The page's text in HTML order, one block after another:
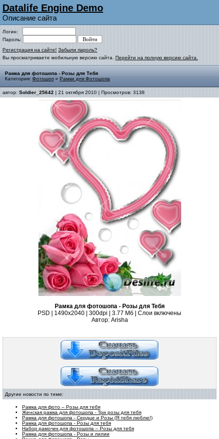
Datalife Engine Demo
Описание сайта
Логин:
Пароль:
Регистрация на сайте! Забыли пароль?
Вы просматриваете мобильную версию сайта. Перейти на полную версию сайта.
Рамка для фотошопа - Розы для Тебя
Категория: Фотошоп » Рамки для Фотошопа
автор: Soldier_25642 | 21 октября 2010 | Просмотров: 3138
Рамка для фотошопа - Розы для Тебя
PSD | 1490x2040 | 300dpi | 3.77 Мб | Слои включены
Автор: Arisha
Другие новости по теме:
Рамка для фото – Розы для тебя
Женская рамка для фотошопа - Три розы для тебя
Рамка для фотошопа - Сердце и Розы (Я тебя люблю!)
Рамка для фотошопа - Розы для тебя
Набор рамочек для фотошопа – Розы для тебя
Рамка для фотошопа - Розы и лилии